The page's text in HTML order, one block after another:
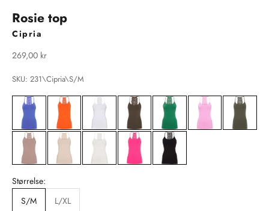
Rosie top
Cipria
Salgspris
269,00 kr
SKU: 231\Cipria\S/M
Størrelse:
S/M
L/XL